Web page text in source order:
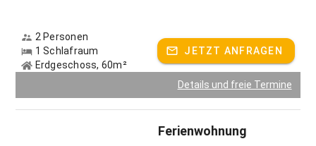
2 Personen
1 Schlafraum
Erdgeschoss, 60m²
JETZT ANFRAGEN
Details und freie Termine
Ferienwohnung